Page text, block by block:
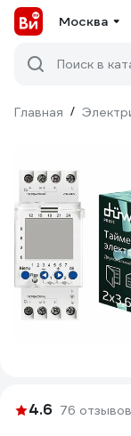
Москва
Поиск в
Главная /
4.6 76 отзывов